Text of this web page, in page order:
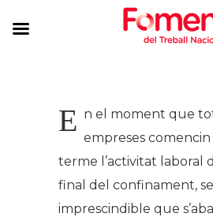
E n el moment que
empreses comencin
terme l’activitat laboral
final del confinament,
imprescindible que